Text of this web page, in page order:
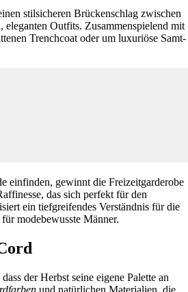
stilsicheren Brückenschlag zwischen
Outfits. Zusammenspielend mit
Trenchcoat oder um luxuriöse Samt-
einfinden, gewinnt die Freizeitgarderobe
das sich perfekt für den
ein tiefgreifendes Verständnis für die
modebewusste Männer.
der Herbst seine eigene Palette an
und natürlichen Materialien, die